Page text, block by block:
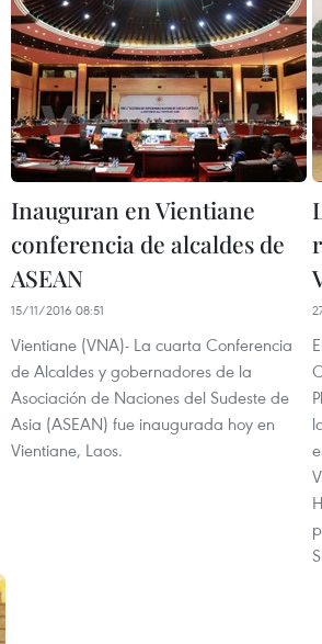
Inauguran en Vientiane
conferencia de alcaldes de
ASEAN
15/11/2016 08:51
Vientiane​ (VNA)- La cuarta Conferencia
de Alcaldes y gobernadores de la
Asociación de Naciones del Sudeste de
Asia (ASEAN) fue inaugurada hoy en
Vientiane, Laos.